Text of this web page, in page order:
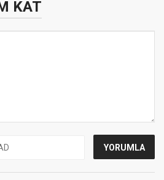
KAT